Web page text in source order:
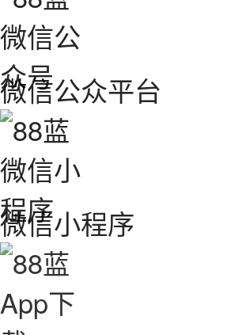
微信公众平台
微信小程序